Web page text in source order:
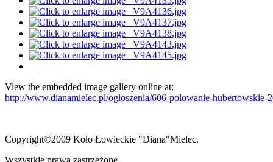
View the embedded image gallery online at:
http://www.dianamielec.pl/ogloszenia/606-polowanie-hubertowskie-
Copyright©2009 Koło Łowieckie "Diana"Mielec.
Wszystkie prawa zastrzeżone.